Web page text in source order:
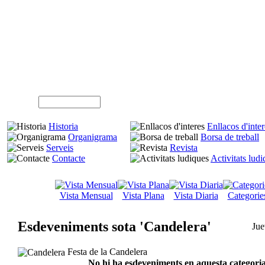
Historia
Organigrama
Serveis
Contacte
Enllacos
Borsa de treball
Revista
Activitats
Vista Mensual Vista Plana Vista Diaria
Esdeveniments sota 'Candelera'
Festa de la Candelera
No hi ha esdeveniments en aquesta